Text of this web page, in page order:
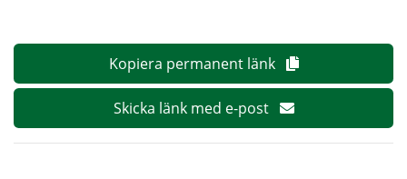
Kopiera permanent länk
Skicka länk med e-post